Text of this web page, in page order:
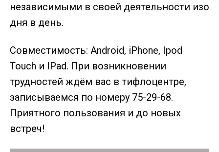
независимыми в своей деятельности изо
дня в день.
Совместимость: Android, iPhone, Ipod
Touch и IPad. При возникновении
трудностей ждём вас в тифлоцентре,
записываемся по номеру 75-29-68.
Приятного пользования и до новых
встреч!